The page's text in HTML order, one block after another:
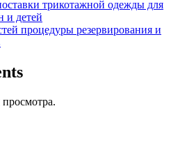
трикотажной одежды для
детей
процедуры резервирования и